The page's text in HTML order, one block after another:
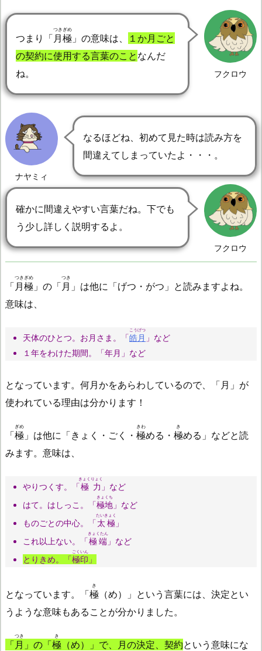
フクロウ
つまり「 月極
つきぎめ
」の意味は、
１か月ごと
の契約に使用する言葉のこと なんだ
ね。
ナヤミィ
なるほどね、初めて見た時は読み方を
間違えてしまっていたよ・・・。
フクロウ
確かに間違えやすい言葉だね。下でも
う少し詳しく説明するよ。
「 月極
つきぎめ
」の「 月
つき
」は他に「げつ・がつ」と読みますよね。
意味は、
天体のひとつ。お月さま。「皓月
こうげつ
」など
１年をわけた期間。「年月」など
となっています。何月かをあらわしているので、「月」が
使われている理由は分かります！
「極
ぎめ
」は他に「きょく・ごく・ 極
きわ
める・ 極
き
める」などと読
みます。意味は、
やりつくす。「極力
きょくりょく
」など
はて。はしっこ。「極地
きょくち
」など
ものごとの中心。「太極
たいきょく
」
これ以上ない。「極端
きょくたん
」など
とりきめ。「極印
ごくいん
」
となっています。「極
き
（め）」という言葉には、決定とい
うような意味もあることが分かりました。
「 月
つき
」の「極
き
（め）」で、月の決定、契約という意味にな